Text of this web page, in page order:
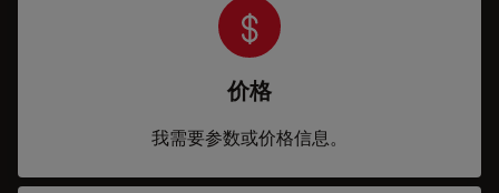
价格
我需要参数或价格信息。